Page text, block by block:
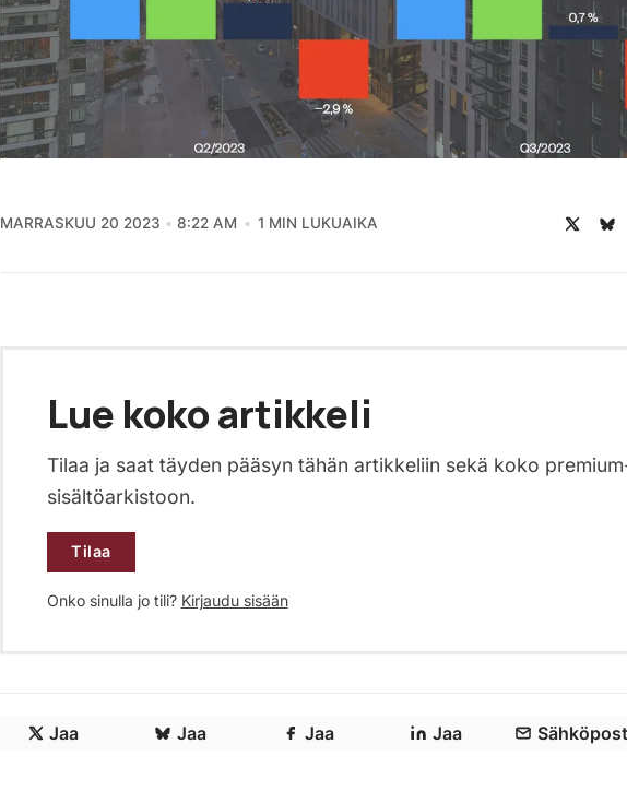
MARRASKUU 20 2023 8:22 AM 1 MIN LUKUAIKA
Lue koko artikkeli
Tilaa ja saat täyden pääsyn tähän artikkeliin sekä koko
sisältöarkistoon.
Tilaa
Onko sinulla jo tili? Kirjaudu sisään
Jaa Jaa Jaa Jaa